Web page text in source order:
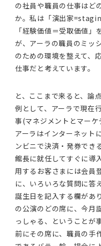
の社員や職員の仕事はど
か。私は「演出家
「経験価値＝受取価値
が、アーラの職員のミッ
のための環境を整えて、
仕事だと考えています。
と、ここまで来ると、論
例として、アーラで現在
事(マネジメントとマーケ
アーラはインターネット
ンビニで決済・発券でき
館長に就任してすぐに導
用するお客さまには会員
に、いろいろな質問に答
誕生日を記入する欄があ
の公演のどの席に、今月
っしゃる、ということが
前にその席に、職員の手